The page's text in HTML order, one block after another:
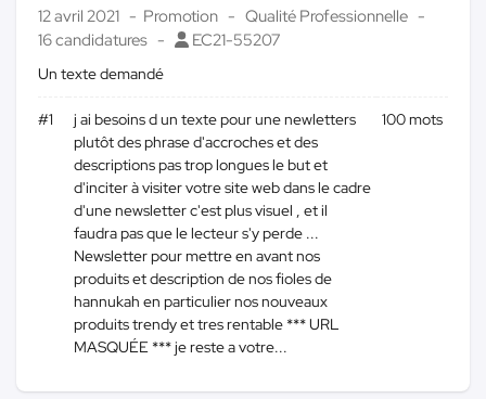
12 avril 2021 Promotion
Qualité Professionnelle
16 candidatures
EC21-55207
Un texte demandé
#1
j ai besoins d un texte pour une newletters
plutôt des phrase d'accroches et des
descriptions pas trop longues le but et
d'inciter à visiter votre site web dans le cadre
d'une newsletter c'est plus visuel , et il
faudra pas que le lecteur s'y perde ...
Newsletter pour mettre en avant nos
produits et description de nos fioles de
hannukah en particulier nos nouveaux
produits trendy et tres rentable *** URL
MASQUÉE *** je reste a votre...
100 mots